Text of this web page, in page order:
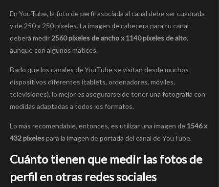
En YouTube, la foto de perfil asociada al canal debe ser cuadrada
y de 250 x 250 píxeles. La imagen de cabecera para tu canal
deberá medir 2560 píxeles de ancho x 1140 píxeles de alto,
aunque con algunos matices.
Dado que los canales de YouTube se visitan desde muchos
dispositivos diferentes (tablets, ordenadores, móviles,
televisiones), lo mejor es asegurarse de tener una fotografía con
medidas adaptadas a todos los formatos.
Lo más recomendable, entonces, es utilizar una imagen de 1546 x
432 píxelespara la imagen de portada del canal de YouTube.
Cuánto tienen que medir las fotos de
perfil en otras redes sociales